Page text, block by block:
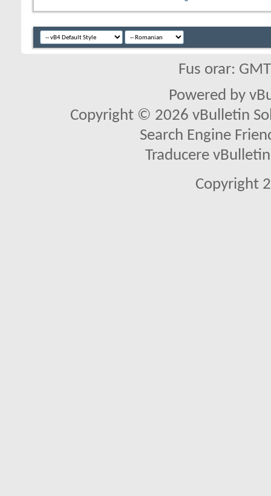
Fus orar:
Powered by
Copyright © 2026 vBulletin
Search Engine
Traducere
Copyright